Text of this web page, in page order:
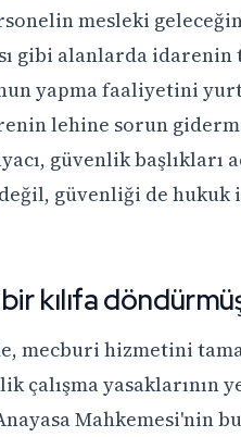
mesleki
gibi alanlarda idarenin
yapma faaliyetini
lehine sorun
güvenlik başlıkları
güvenliği de
kılıfa
mecburi hizmetini
çalışma yasaklarının
Mahkemesi'nin